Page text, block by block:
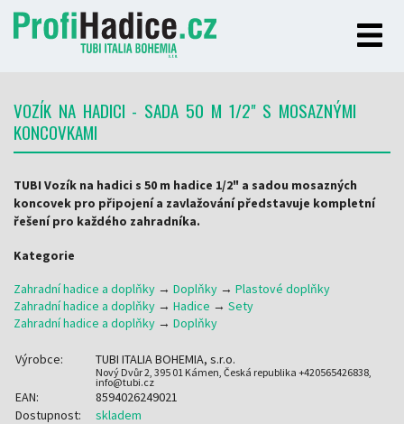
VOZÍK NA HADICI - SADA 50 M 1/2" S MOSAZNÝMI
KONCOVKAMI
TUBI Vozík na hadici s 50 m hadice 1/2" a sadou mosazných
koncovek pro připojení a zavlažování představuje kompletní
řešení pro každého zahradníka.
Kategorie
Zahradní hadice a doplňky → Doplňky → Plastové doplňky
Zahradní hadice a doplňky → Hadice → Sety
Zahradní hadice a doplňky → Doplňky
Výrobce: TUBI ITALIA BOHEMIA, s.r.o.
Nový Dvůr 2, 395 01 Kámen, Česká republika +420565426838,
info@tubi.cz
EAN:
8594026249021
Dostupnost:
skladem